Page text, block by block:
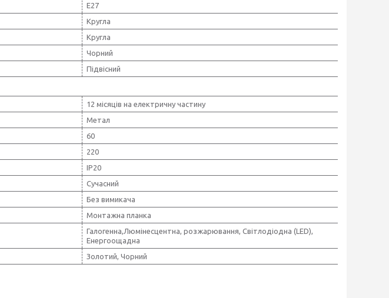
E27
Кругла
Кругла
Чорний
Підвісний
12 місяців на електричну частину
Метал
60
220
IP20
Сучасний
Без вимикача
Монтажна планка
Галогенна,Люмінесцентна, розжарювання, Світлодіодна (LED),
Енергоощадна
Золотий, Чорний